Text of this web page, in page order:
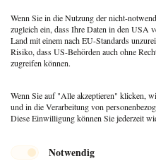
Wenn Sie in die Nutzung der nicht-
zugleich ein, dass Ihre Daten in den USA
Land mit einem nach EU-Standards
Risiko, dass US-Behörden auch ohne
zugreifen können.
Wenn Sie auf "Alle akzeptieren" klicken,
und in die Verarbeitung von
Diese Einwilligung können Sie jederzeit
Notwendig